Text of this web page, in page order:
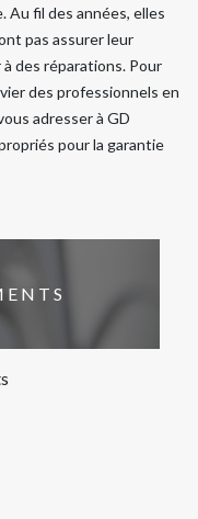
Au fil des années, elles
pas assurer leur
à des réparations. Pour
des professionnels en
adresser à GD
pour la garantie